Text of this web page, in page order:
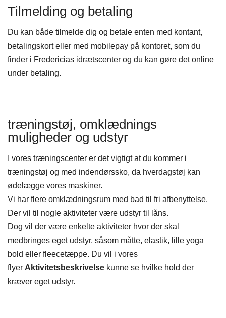
Tilmelding og betaling
Du kan både tilmelde dig og betale enten med kontant,
betalingskort eller med mobilepay på kontoret, som du
finder i Fredericias idrætscenter og du kan gøre det online
under betaling. ​
træningstøj, omklædnings
muligheder og udstyr
I vores ​træningscenter er det vigtigt at du kommer i
træningstøj og med indendørssko, da hverdagstøj kan
ødelægge vores maskiner.
​Vi har flere omklædningsrum med bad til fri afbenyttelse.
​Der vil til nogle aktiviteter være udstyr til låns.
​Dog vil der være enkelte aktiviteter hvor der skal
medbringes eget udstyr, såsom måtte, elastik, lille yoga
bold eller fleecetæppe. Du vil i vores
flyer Aktivitetsbeskrivelse kunne se hvilke hold der
kræver eget udstyr.